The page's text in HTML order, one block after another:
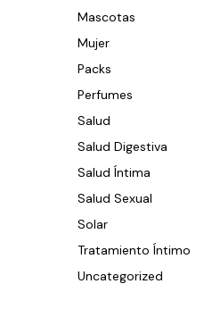
Mascotas
Mujer
Packs
Perfumes
Salud
Salud Digestiva
Salud Íntima
Salud Sexual
Solar
Tratamiento Íntimo
Uncategorized